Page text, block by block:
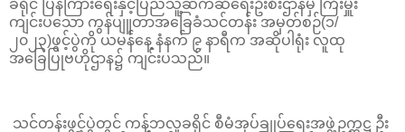
ခရိုင် ပြန်ကြားရေးနှင့်ပြည်သူ့ဆက်ဆံရေးဦးစီးဌာနမှ ကြီးမှူး
ကျင်းပသော ကွန်ပျူတာအခြေခံသင်တန်း အမှတ်စဉ်(၁/
၂၀၂၃)ဖွင့်ပွဲကို ယမန်နေ့ နံနက် ၉ နာရီက အဆိုပါရုံး လူထု
အခြေပြုဗဟိုဌာန၌ ကျင်းပသည်။
သင်တန်းဖွင့်ပွဲတွင် ကန့်ဘလူခရိုင် စီမံအုပ်ချုပ်ရေးအဖွဲ့ဥက္ကဋ္ဌ ဦး